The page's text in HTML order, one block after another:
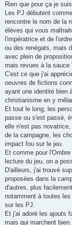
Rien que pour ça je
Les PJ débutent
rencontre le nom de la
élèves qui vous
l'impératrice et de
ou des renégats, mais
avec plein de
mais revues à la sauce
C'est ce que j'ai
oeuvres de fictions
ayant une identité bien
christianisme en y
Et tout le long, les
passe ou s'est passé,
elle n'est pas
de la campagne, les
impact fou sur le jeu.
Et comme pour
lecture du jeu, on a
D'ailleurs, j'ai trouvé
proposées dans la
d'autres, plus
notamment à toutes
sur les PJ.
Et j'ai adoré les ajouts
mais qui marchent bien.